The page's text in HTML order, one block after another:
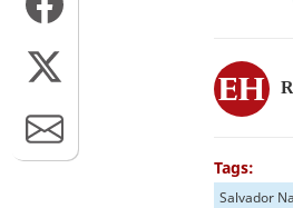
Tags:
Salvador